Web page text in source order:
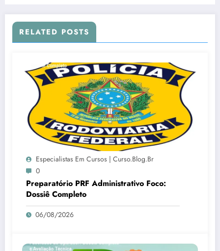
RELATED POSTS
Especialistas Em Cursos | Curso.blog.br
0
Preparatório PRF Administrativo Foco:
Dossiê Completo
06/08/2026